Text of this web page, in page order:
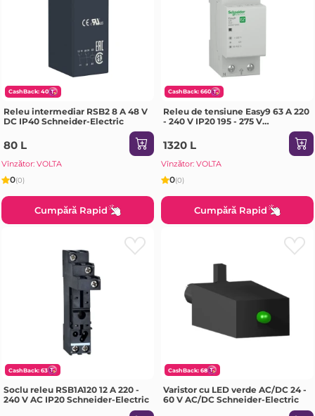
CashBack: 40
Releu intermediar RSB2 8 A 48 V
DC IP40 Schneider-Electric
80 L
Vînzător: VOLTA
0(0)
Cumpără Rapid
CashBack: 660
Releu de tensiune Easy9 63 A 220
- 240 V IP20 195 - 275 V
1320 L
Vînzător: VOLTA
0(0)
Cumpără Rapid
CashBack: 63
Soclu releu RSB1A120 12 A 220 -
240 V AC IP20 Schneider-Electric
CashBack: 68
Varistor cu LED verde AC/DC 24 -
60 V AC/DC Schneider-Electric